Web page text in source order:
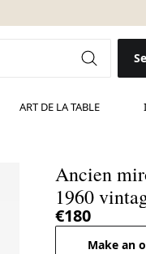
ART DE LA TABLE
Ancien
1960
€180
Make an